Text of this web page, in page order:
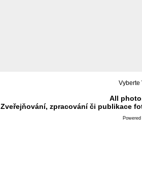
Vyberte
All
Zveřejňování, zpracování či publikace